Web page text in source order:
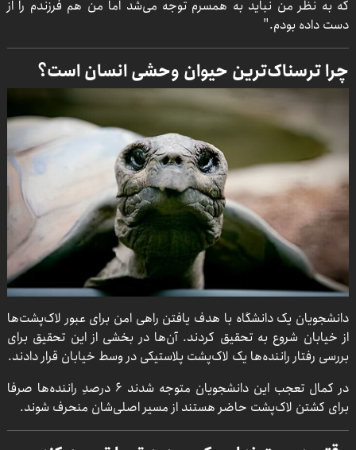
که به نظر من نباید به همسرم توجه می‌شد اما من هم فرزندم را از
دست داده بودم."
چرا ترسناک‌ترین حیوان وحشی انسان است؟
دانشجویان یک دانشگاه با هدف یافتن راهی امن برای عبور لاک‌پشت‌ها
از خیابان شروع به تحقیق کردند. آن‌ها در بخشی از این تحقیق برای
بررسی رفتار راننده‌ها یک لاک‌پشت پلاستیکی در وسط خیابان قرار دادند.
در کمال تعجب این دانشجویان متوجه شدند 6 درصدِ راننده‌ها صرفا
برای کشتن لاک‌پشت حاضر هستند از مسیر اصلی‌شان منحرف شوند.